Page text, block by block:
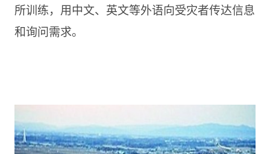
所训练，用中文、英文等外语向受灾者传达信息
和询问需求。